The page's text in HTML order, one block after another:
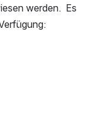
werden.  Es